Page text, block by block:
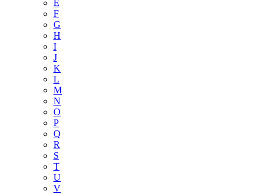
E
F
G
H
I
J
K
L
M
N
O
P
Q
R
S
T
U
V